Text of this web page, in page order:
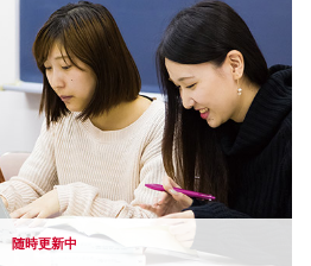
随時更新中